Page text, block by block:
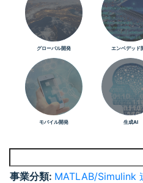
グローバル開発 エンベデッド
モバイル開発 生成AI
事業分類: MATLAB/Simulink